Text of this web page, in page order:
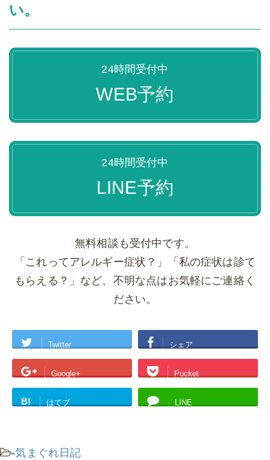
い。
24時間受付中
WEB予約
24時間受付中
LINE予約
無料相談も受付中です。
「これってアレルギー症状？」「私の症状は診て
もらえる？」など、不明な点はお気軽にご連絡く
ださい。
Twitter シェア
Google+ Pocket
B! はてブ LINE
-気まぐれ日記